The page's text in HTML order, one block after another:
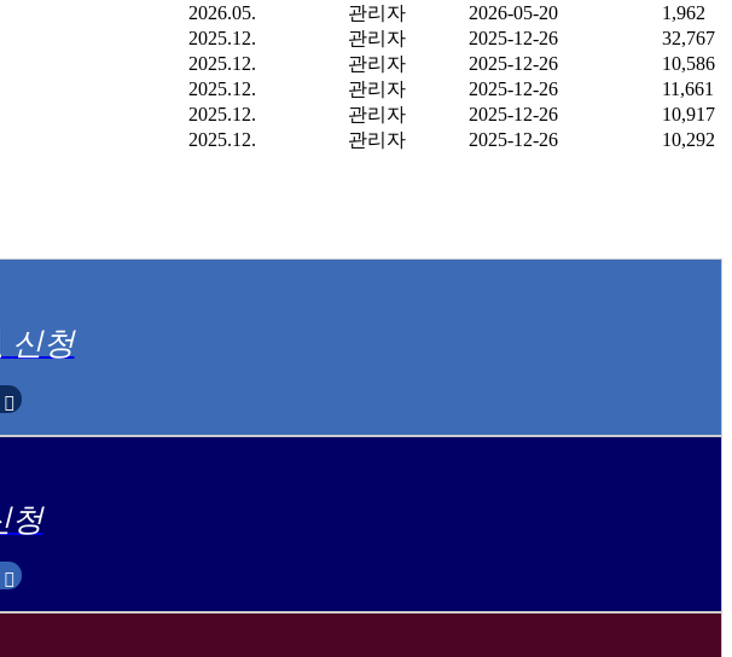
2026.05. 관리자 2026-05-20
1,962
2025.12. 관리자 2025-12-26
32,767
2025.12. 관리자 2025-12-26
10,586
2025.12. 관리자 2025-12-26
11,661
2025.12. 관리자 2025-12-26
10,917
2025.12. 관리자 2025-12-26 10,292
신청
청